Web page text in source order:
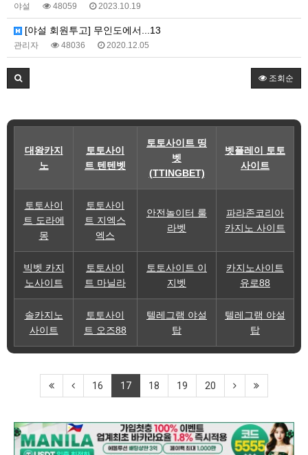
야설 48059 2023.10.19
[야설 회원투고] 무인도에서...13
관리자 48036 2020.12.05
조회순
대왕카지
노
토토사이
트 텐텐벳
토토사이트 띵
벳
(TTINGBET)
벳플레이 토토
사이트
토토사이
트 도라에
몽
토토사이
트 지엑스
엑스
안전놀이터 룰
라벳
파라존코리아
카지노 사이트
빅벳 카지
노사이트
토토사이
트 마닐라
토토사이트 이
지벳
카지노사이트
유로88
솔카지노
사이트
토토사이
트 오즈88
텔레그램 야설
탑
텔레그램 야설
탑
16 17 18 19 20